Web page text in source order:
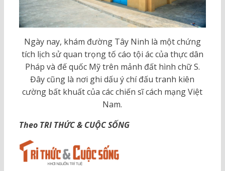
Ngày nay, khám đường Tây Ninh là một chứng
tích lịch sử quan trọng tố cáo tội ác của thực dân
Pháp và đế quốc Mỹ trên mảnh đất hình chữ S.
Đây cũng là nơi ghi dấu ý chí đấu tranh kiên
cường bất khuất của các chiến sĩ cách mạng Việt
Nam.
Theo TRI THỨC & CUỘC SỐNG